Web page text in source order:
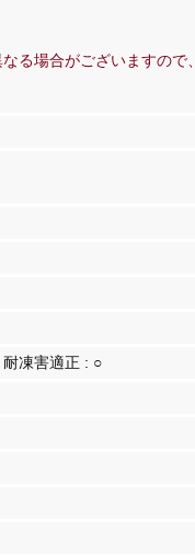
る場合がございますので、
耐凍害適正 : ○